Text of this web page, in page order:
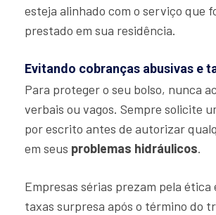
esteja alinhado com o serviço que
prestado em sua residência.
Evitando cobranças abusivas e
Para proteger o seu bolso, nunca
verbais ou vagos. Sempre solicite
por escrito antes de autorizar
em seus problemas hidráulicos.
Empresas sérias prezam pela ética
taxas surpresa após o término do